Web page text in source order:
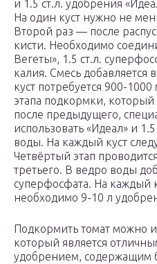
и 1.5 ст.л. удобрения
На один куст нужно не
Второй раз — после
кисти. Необходимо
Вегеты», 1.5 ст.л.
калия. Смесь добавляется
куст потребуется 900-
этапа подкормки, который
после предыдущего,
использовать «Идеал» и
воды. На каждый куст
Четвёртый этап
третьего. В ведро воды
суперфосфата. На каждый
необходимо 9-10 л
Подкормить томат можно
который является
удобрением, содержащим